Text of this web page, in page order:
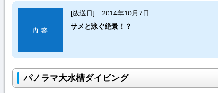
[放送日] 2014年10月7日
サメと泳ぐ絶景！？
パノラマ大水槽ダイビング